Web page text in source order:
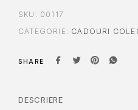
SKU: 00117
CATEGORIE: CADOURI
SHARE
DESCRIERE